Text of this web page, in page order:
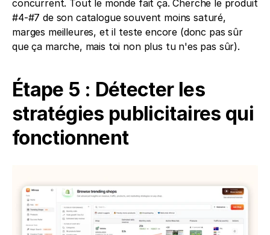
concurrent. Tout le monde fait ça. Cherche le produit
#4-#7 de son catalogue souvent moins saturé,
marges meilleures, et il teste encore (donc pas sûr
que ça marche, mais toi non plus tu n'es pas sûr).
Étape 5 : Détecter les
stratégies publicitaires qui
fonctionnent